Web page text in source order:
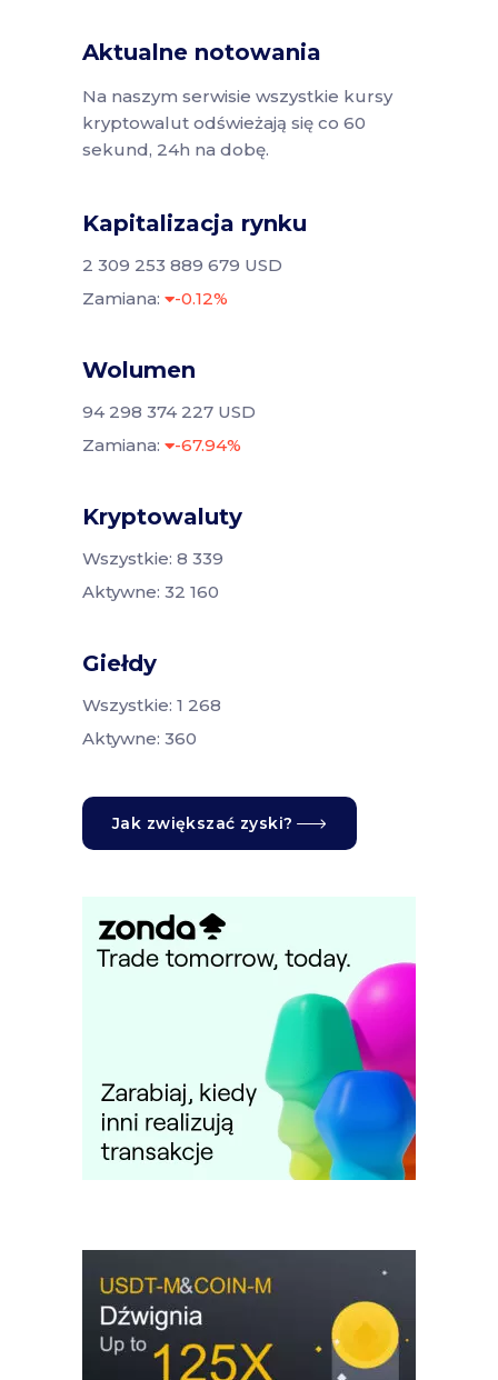
Aktualne notowania
Na naszym serwisie wszystkie kursy
kryptowalut odświeżają się co 60
sekund, 24h na dobę.
Kapitalizacja rynku
2 309 253 889 679 USD
Zamiana:
-0.12%
Wolumen
94 298 374 227 USD
Zamiana:
-67.94%
Kryptowaluty
Wszystkie: 8 339
Aktywne: 32 160
Giełdy
Wszystkie: 1 268
Aktywne: 360
Jak zwiększać zyski?